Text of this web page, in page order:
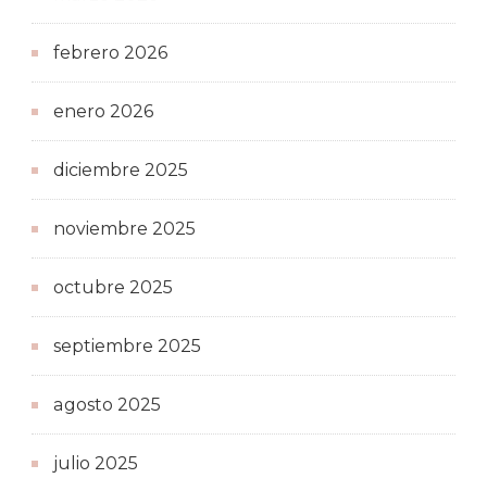
febrero 2026
enero 2026
diciembre 2025
noviembre 2025
octubre 2025
septiembre 2025
agosto 2025
julio 2025